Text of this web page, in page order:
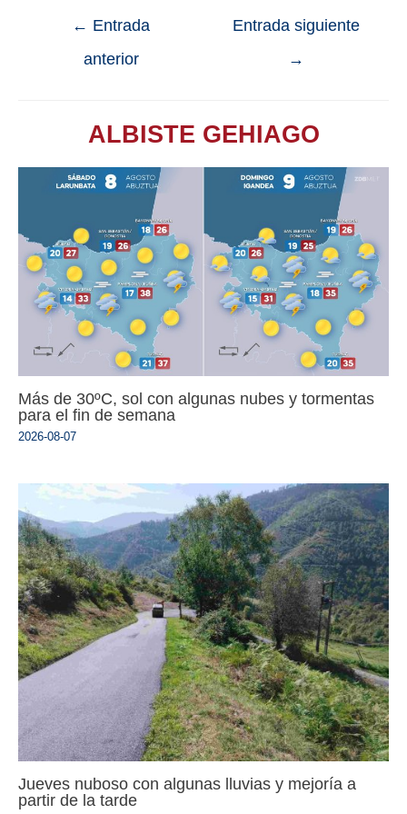
← Entrada
anterior
Entrada siguiente
→
ALBISTE GEHIAGO
Más de 30ºC, sol con algunas nubes y tormentas
para el fin de semana
2026-08-07
Jueves nuboso con algunas lluvias y mejoría a
partir de la tarde